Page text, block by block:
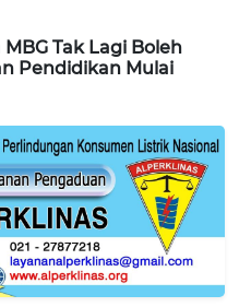
Tak Lagi Boleh
Pendidikan Mulai